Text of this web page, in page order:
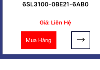
6SL3100-0BE21-6AB0
Giá: Liên Hệ
Mua Hàng